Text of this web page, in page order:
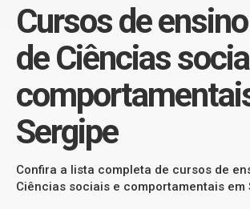
Cursos de
de Ciências
Sergipe
Confira a lista completa de cursos de
Ciências sociais e comportamentais em